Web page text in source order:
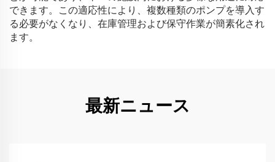
できます。この適応性により、複数種類のポンプを導入す
る必要がなくなり、在庫管理および保守作業が簡素化され
ます。
最新ニュース